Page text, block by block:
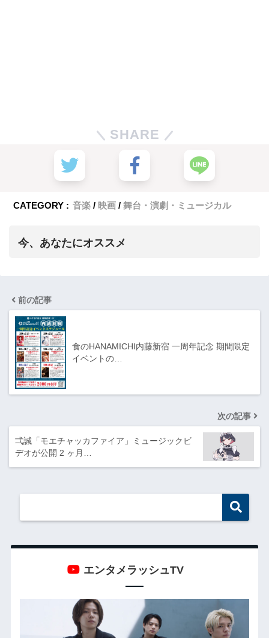
SHARE
CATEGORY : 音楽 映画 舞台・演劇・ミュージカル
今、あなたにオススメ
前の記事
食のHANAMICHI内藤新宿 一周年記念 期間限定
イベントの…
次の記事
弌誠「モエチャッカファイア」ミュージックビ
デオが公開 2 ヶ月…
エンタメラッシュTV